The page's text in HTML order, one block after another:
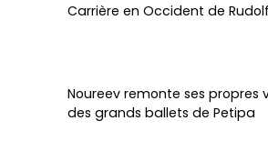
Carrière en Occident de
Noureev remonte ses propres
des grands ballets de Petipa